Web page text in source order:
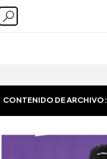
CONTENIDO DE ARCHIVO: